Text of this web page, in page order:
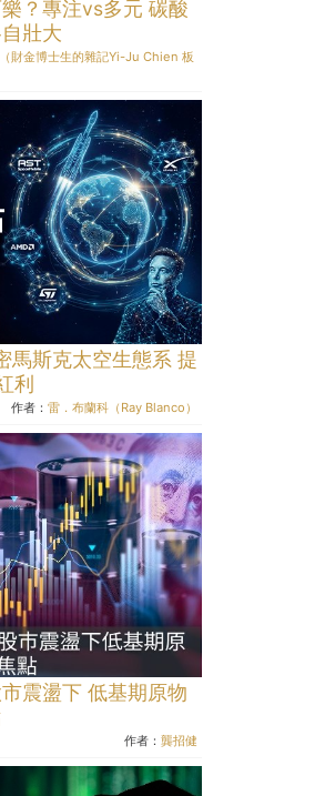
？專注vs多元 碳酸
壯大
財金博士生的雜記Yi-Ju Chien 板
馬斯克太空生態系 提
利
作者：雷．布蘭科（Ray Blanco）
震盪下 低基期原物
作者：龔招健